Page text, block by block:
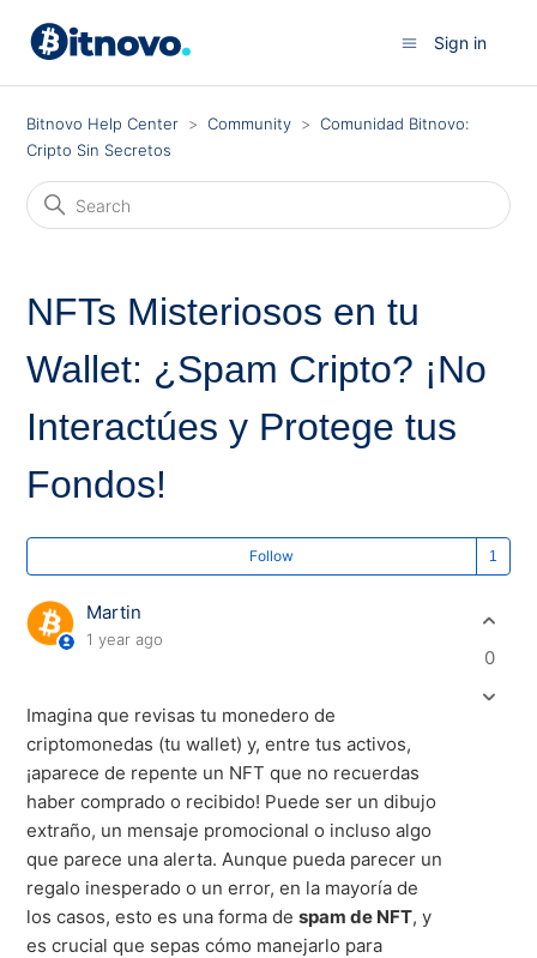
Sign in
Bitnovo Help Center Community
Comunidad Bitnovo:
Cripto Sin Secretos
NFTs Misteriosos en tu
Wallet: ¿Spam Cripto? ¡No
Interactúes y Protege tus
Fondos!
Follow
Martin
1 year ago
Imagina que revisas tu monedero de
criptomonedas (tu wallet) y, entre tus activos,
¡aparece de repente un NFT que no recuerdas
haber comprado o recibido! Puede ser un dibujo
extraño, un mensaje promocional o incluso algo
que parece una alerta. Aunque pueda parecer un
regalo inesperado o un error, en la mayoría de
los casos, esto es una forma despam de NFT, y
es crucial que sepas cómo manejarlo para
0